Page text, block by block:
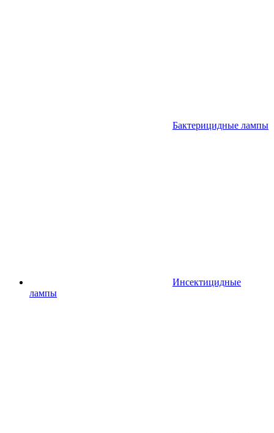
Бактерицидные лампы
Инсектицидные
лампы